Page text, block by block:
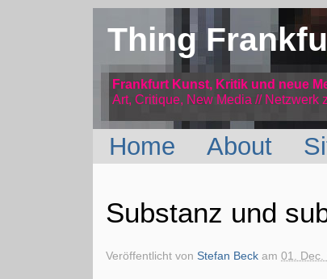
Thing
Frankfurt Kunst, Kritik und neue
Art, Critique, New Media // Netzwerk
Home About
Substanz und
Veröffentlicht vonStefan Beck am01. Dec.